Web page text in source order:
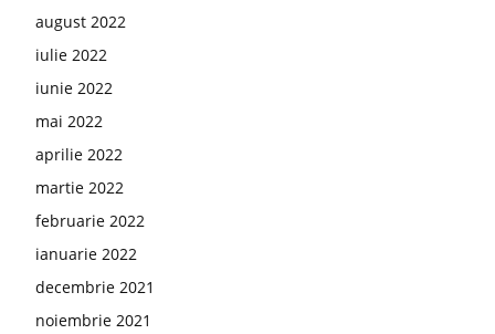
august 2022
iulie 2022
iunie 2022
mai 2022
aprilie 2022
martie 2022
februarie 2022
ianuarie 2022
decembrie 2021
noiembrie 2021